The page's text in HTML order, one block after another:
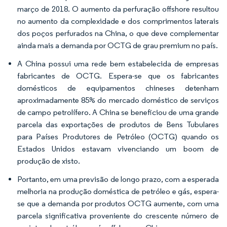
março de 2018. O aumento da perfuração offshore resultou
no aumento da complexidade e dos comprimentos laterais
dos poços perfurados na China, o que deve complementar
ainda mais a demanda por OCTG de grau premium no país.
A China possui uma rede bem estabelecida de empresas
fabricantes de OCTG. Espera-se que os fabricantes
domésticos de equipamentos chineses detenham
aproximadamente 85% do mercado doméstico de serviços
de campo petrolífero. A China se beneficiou de uma grande
parcela das exportações de produtos de Bens Tubulares
para Países Produtores de Petróleo (OCTG) quando os
Estados Unidos estavam vivenciando um boom de
produção de xisto.
Portanto, em uma previsão de longo prazo, com a esperada
melhoria na produção doméstica de petróleo e gás, espera-
se que a demanda por produtos OCTG aumente, com uma
parcela significativa proveniente do crescente número de